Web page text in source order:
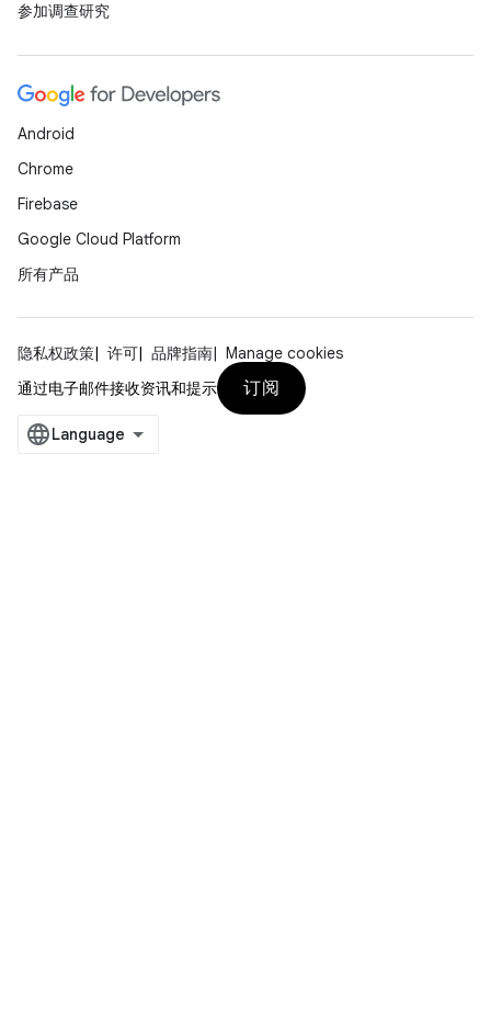
参加调查研究
Android
Chrome
Firebase
Google Cloud Platform
所有产品
隐私权政策 许可 品牌指南
Manage cookies
通过电子邮件接收资讯和提示
订阅